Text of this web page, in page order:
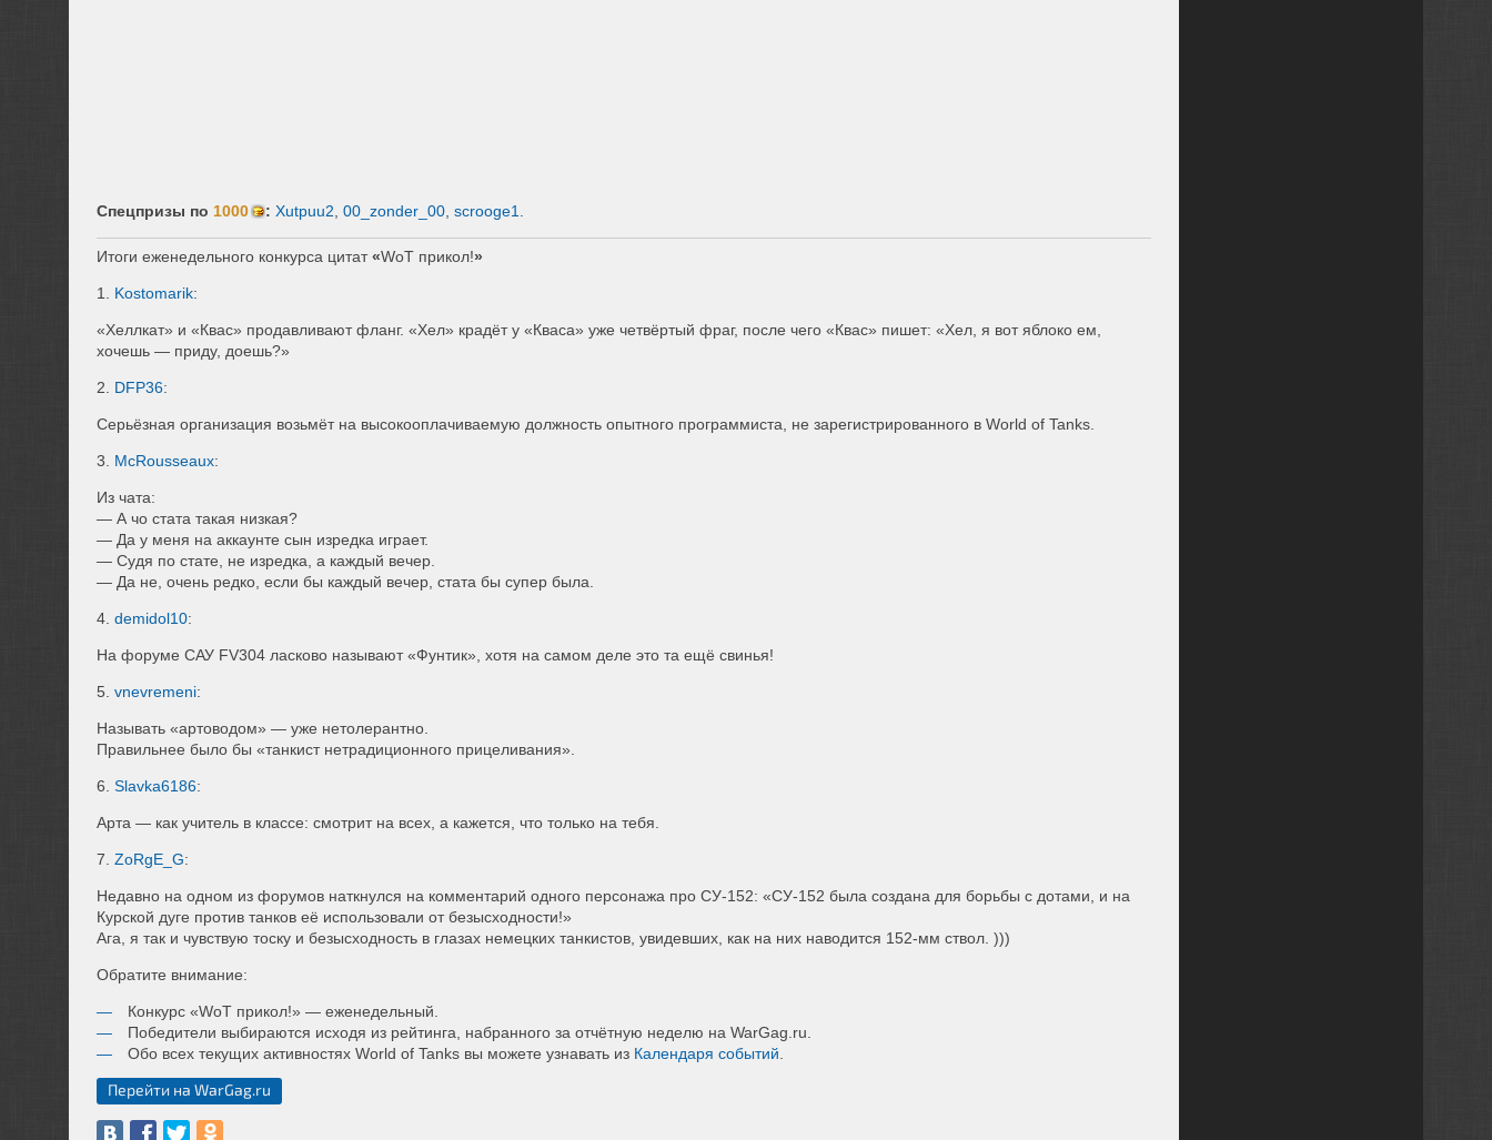
Спецпризы по 1000 : Xutpuu2 00_zonder_00 scrooge1
Итоги еженедельного конкурса цитат«WoT прикол!»
1. Kostomarik:
«Хеллкат» и «Квас» продавливают фланг. «Хел» крадёт у «Кваса» уже четвёртый фраг, после чего «Квас» пишет: «Хел, я вот яблоко ем,
хочешь — приду, доешь?»
2. DFP36:
Серьёзная организация возьмёт на высокооплачиваемую должность опытного программиста, не зарегистрированного в World of Tanks.
3. McRousseaux:
Из чата:
— А чо стата такая низкая?
— Да у меня на аккаунте сын изредка играет.
— Судя по стате, не изредка, а каждый вечер.
— Да не, очень редко, если бы каждый вечер, стата бы супер была.
4. demidol10:
На форуме САУ FV304 ласково называют «Фунтик», хотя на самом деле это та ещё свинья!
5. vnevremeni:
Называть «артоводом» — уже нетолерантно.
Правильнее было бы «танкист нетрадиционного прицеливания».
6. Slavka6186:
Арта — как учитель в классе: смотрит на всех, а кажется, что только на тебя.
7. ZoRgE_G:
Недавно на одном из форумов наткнулся на комментарий одного персонажа про СУ-152: «СУ-152 была создана для борьбы с дотами, и на
Курской дуге против танков её использовали от безысходности!»
Ага, я так и чувствую тоску и безысходность в глазах немецких танкистов, увидевших, как на них наводится 152-мм ствол. )))
Обратите внимание:
Конкурс «WoT прикол!» — еженедельный.
Победители выбираются исходя из рейтинга, набранного за отчётную неделю на WarGag.ru.
Обо всех текущих активностях World of Tanks вы можете узнавать из Календаря событий.
Перейти на WarGag.ru